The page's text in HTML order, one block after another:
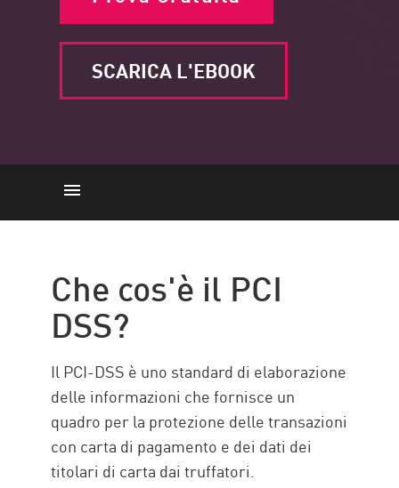
SCARICA L'EBOOK
DSS
Check Point Solution
Che cos'è il PCI
DSS?
Il PCI-DSS è uno standard di elaborazione
delle informazioni che fornisce un
quadro per la protezione delle transazioni
con carta di pagamento e dei dati dei
titolari di carta dai truffatori.